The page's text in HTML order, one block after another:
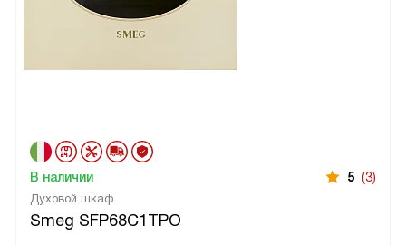
Духовой шкаф
Smeg SFP68C1TPO
В наличии 5 (3)